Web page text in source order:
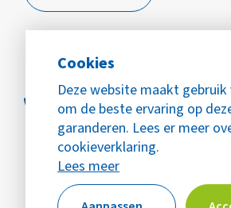
Cookies
Deze website maakt gebruik
om de beste ervaring op
garanderen. Lees er meer
cookieverklaring.
Lees meer